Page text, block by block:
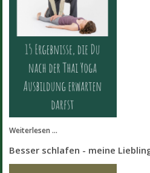
Weiterlesen ...
Besser schlafen - meine